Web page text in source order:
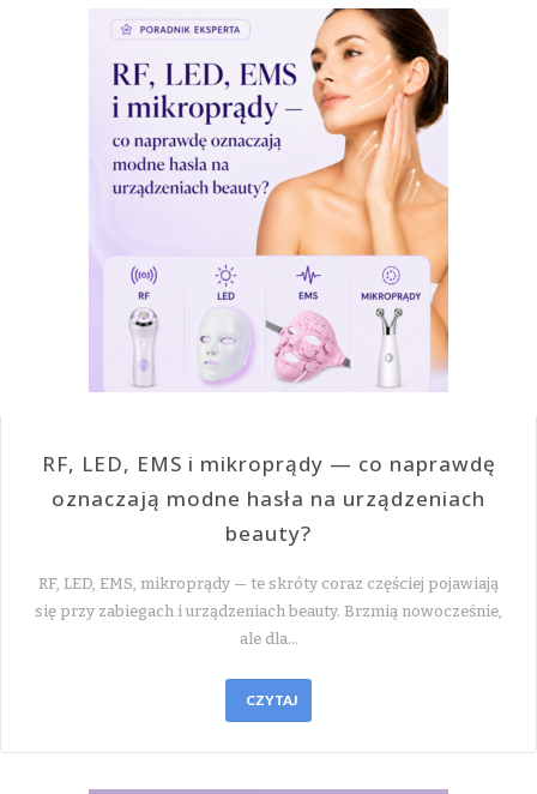
RF, LED, EMS i mikroprądy — co naprawdę
oznaczają modne hasła na urządzeniach
beauty?
RF, LED, EMS, mikroprądy — te skróty coraz częściej pojawiają
się przy zabiegach i urządzeniach beauty. Brzmią nowocześnie,
ale dla…
CZYTAJ